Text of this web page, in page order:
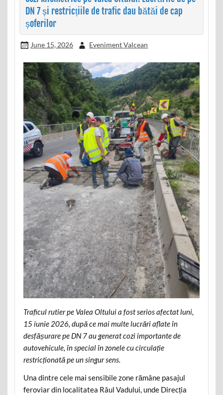
DN 7 și restricțiile de trafic dau bătăi de cap
șoferilor
June 15, 2026 Eveniment Valcean
Traficul rutier pe Valea Oltului a fost serios afectat luni,
15 iunie 2026, după ce mai multe lucrări aflate în
desfășurare pe DN 7 au generat cozi importante de
autovehicule, în special în zonele cu circulație
restricționată pe un singur sens.
Una dintre cele mai sensibile zone rămâne pasajul
feroviar din localitatea Râul Vadului, unde Direcția